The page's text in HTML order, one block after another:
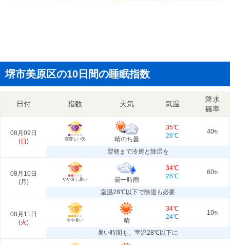
堺市美原区の10日間の睡眠指数
日付 指数 天気 気温
降水
確率
08月09日
(日 ) 寝苦しい夜 晴のち曇
35℃
26℃
40%
翌朝まで冷房と除湿を
08月10日
(月 ) やや蒸し暑い 曇一時雨
34℃
26℃
60%
室温28℃以下で除湿も必要
08月11日
(火) やや暑い 晴
34℃
24℃
10%
暑い時間も。室温28℃以下に